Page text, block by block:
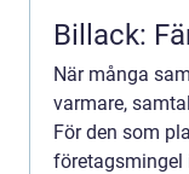
Billack:
När många
varmare,
För den som
företagsmingel